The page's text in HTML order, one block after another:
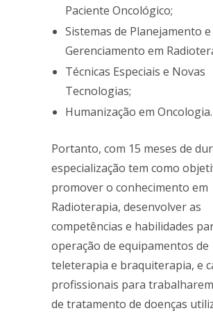
Paciente Oncológico;
Sistemas de Planejamento e
Gerenciamento em
Técnicas Especiais e Novas
Tecnologias;
Humanização em Oncologia.
Portanto, com 15 meses de
especialização tem como
promover o conhecimento em
Radioterapia, desenvolver as
competências e habilidades
operação de equipamentos de
teleterapia e braquiterapia, e
profissionais para
de tratamento de doenças